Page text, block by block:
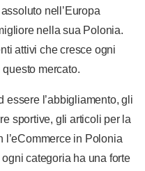
nell’Europa
nella sua Polonia.
attivi che cresce ogni
mercato.
essere l’abbigliamento, gli
sportive, gli articoli per la
l’eCommerce in Polonia
categoria ha una forte